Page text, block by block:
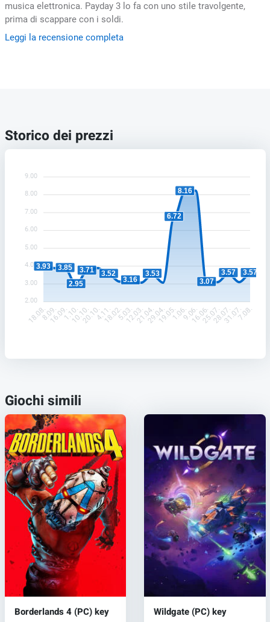
musica elettronica. Payday 3 lo fa con uno stile travolgente,
prima di scappare con i soldi.
Leggi la recensione completa
Storico dei prezzi
9.00
8.00
7.00
6.00
5.00
4.00
3.00
2.00
3.93
3.85
2.95
3.71 3.52
3.16
3.53
6.72
8.16
3.07
3.57 3.57
18.08.8.09.16.09.1.10.10.10.20.10.4.11.18.02.5.03.12.03.21.04.29.04.19.05.1.06.9.06.16.06.25.07.28.07.31.07.7.08.
Giochi simili
Borderlands 4 (PC) key Wildgate (PC) key